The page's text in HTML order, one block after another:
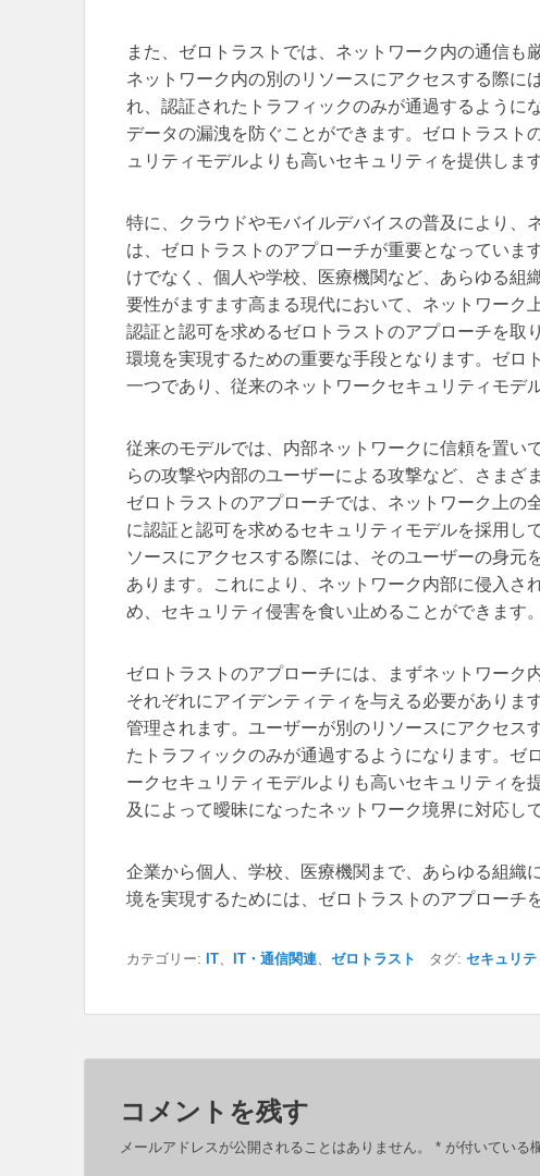
また、ゼロトラストでは、ネットワーク内の通信も
ネットワーク内の別のリソースにアクセスする際に
れ、認証されたトラフィックのみが通過するように
データの漏洩を防ぐことができます。ゼロトラスト
ュリティモデルよりも高いセキュリティを提供します
特に、クラウドやモバイルデバイスの普及により、
は、ゼロトラストのアプローチが重要となっていま
けでなく、個人や学校、医療機関など、あらゆる組
要性がますます高まる現代において、ネットワーク
認証と認可を求めるゼロトラストのアプローチを取
環境を実現するための重要な手段となります。ゼロ
一つであり、従来のネットワークセキュリティモデ
従来のモデルでは、内部ネットワークに信頼を置い
らの攻撃や内部のユーザーによる攻撃など、さまざ
ゼロトラストのアプローチでは、ネットワーク上の
に認証と認可を求めるセキュリティモデルを採用し
ソースにアクセスする際には、そのユーザーの身元
あります。これにより、ネットワーク内部に侵入さ
め、セキュリティ侵害を食い止めることができます。
ゼロトラストのアプローチには、まずネットワーク
それぞれにアイデンティティを与える必要がありま
管理されます。ユーザーが別のリソースにアクセス
たトラフィックのみが通過するようになります。ゼ
ークセキュリティモデルよりも高いセキュリティを
及によって曖昧になったネットワーク境界に対応し
企業から個人、学校、医療機関まで、あらゆる組織
境を実現するためには、ゼロトラストのアプローチ
カテゴリー: IT IT・通信関連 ゼロトラスト タグ: セキュリテ
コメントを残す
メールアドレスが公開されることはありません。 * が付いている